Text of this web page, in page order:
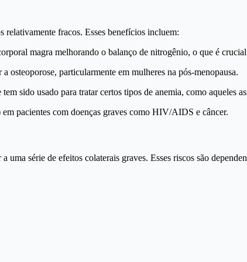
relativamente fracos. Esses benefícios incluem:
magra melhorando o balanço de nitrogênio, o que é
osteoporose, particularmente em mulheres na pós-menopausa.
sido usado para tratar certos tipos de anemia, como aqueles
pacientes com doenças graves como HIV/AIDS e câncer.
série de efeitos colaterais graves. Esses riscos são